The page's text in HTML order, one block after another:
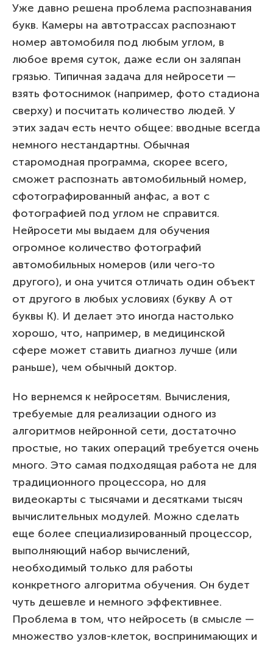
Уже давно решена проблема распознавания
букв. Камеры на автотрассах распознают
номер автомобиля под любым углом, в
любое время суток, даже если он заляпан
грязью. Типичная задача для нейросети —
взять фотоснимок (например, фото стадиона
сверху) и посчитать количество людей. У
этих задач есть нечто общее: вводные всегда
немного нестандартны. Обычная
старомодная программа, скорее всего,
сможет распознать автомобильный номер,
сфотографированный анфас, а вот с
фотографией под углом не справится.
Нейросети мы выдаем для обучения
огромное количество фотографий
автомобильных номеров (или чего-то
другого), и она учится отличать один объект
от другого в любых условиях (букву А от
буквы К). И делает это иногда настолько
хорошо, что, например, в медицинской
сфере может ставить диагноз лучше (или
раньше), чем обычный доктор.
Но вернемся к нейросетям. Вычисления,
требуемые для реализации одного из
алгоритмов нейронной сети, достаточно
простые, но таких операций требуется очень
много. Это самая подходящая работа не для
традиционного процессора, но для
видеокарты с тысячами и десятками тысяч
вычислительных модулей. Можно сделать
еще более специализированный процессор,
выполняющий набор вычислений,
необходимый только для работы
конкретного алгоритма обучения. Он будет
чуть дешевле и немного эффективнее.
Проблема в том, что нейросеть (в смысле —
множество узлов-клеток, воспринимающих и